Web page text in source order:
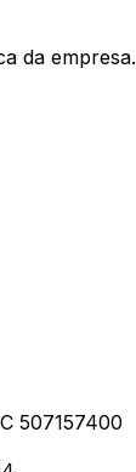
da empresa.
507157400